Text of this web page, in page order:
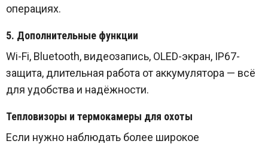
операциях.
5. Дополнительные функции
Wi-Fi, Bluetooth, видеозапись, OLED-экран, IP67-
защита, длительная работа от аккумулятора — всё
для удобства и надёжности.
Тепловизоры и термокамеры для охоты
Если нужно наблюдать более широкое